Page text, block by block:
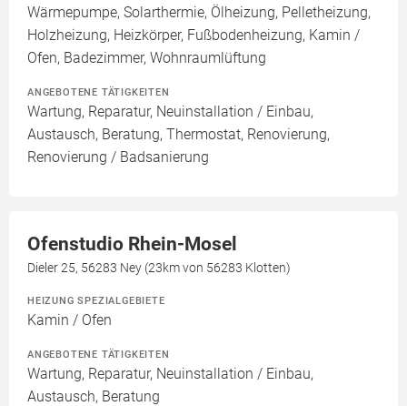
Wärmepumpe, Solarthermie, Ölheizung, Pelletheizung,
Holzheizung, Heizkörper, Fußbodenheizung, Kamin /
Ofen, Badezimmer, Wohnraumlüftung
ANGEBOTENE TÄTIGKEITEN
Wartung, Reparatur, Neuinstallation / Einbau,
Austausch, Beratung, Thermostat, Renovierung,
Renovierung / Badsanierung
Ofenstudio Rhein-Mosel
Dieler 25, 56283 Ney (23km von 56283 Klotten)
HEIZUNG SPEZIALGEBIETE
Kamin / Ofen
ANGEBOTENE TÄTIGKEITEN
Wartung, Reparatur, Neuinstallation / Einbau,
Austausch, Beratung